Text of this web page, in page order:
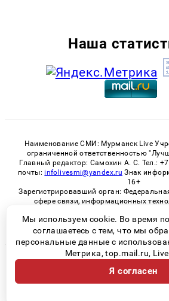
Наша
Наименование СМИ: Мурманск Live
ограниченной ответственностью
Главный редактор: Самохин А. С. Тел.:
почты: infolivesmi@yandex.ru Знак
16+
Зарегистрировавший орган:
сфере связи, информационных
Регистрационный номер СМИ ЭЛ № ФС 77
© 2026 «Murmansk-live» | Все
Возрастная категория
Мы используем cookie. Во время
соглашаетесь с тем, что мы
персональные данные с
Метрика, top.mail.ru,
Я согласен